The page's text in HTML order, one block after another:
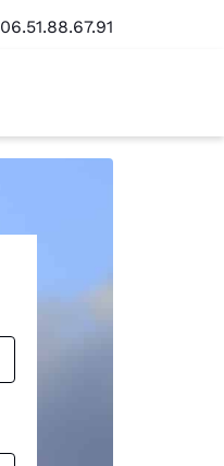
06.51.88.67.91